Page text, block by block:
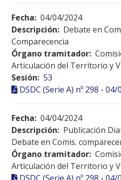
Fecha: 04/04/2024
Descripción: Debate en
Comparecencia
Órgano tramitador:
Articulación del Territorio y
Sesión: 53
DSDC (Serie A) nº 298 -
Fecha: 04/04/2024
Descripción: Publicación
Debate en Comis.
Órgano tramitador:
Articulación del Territorio y